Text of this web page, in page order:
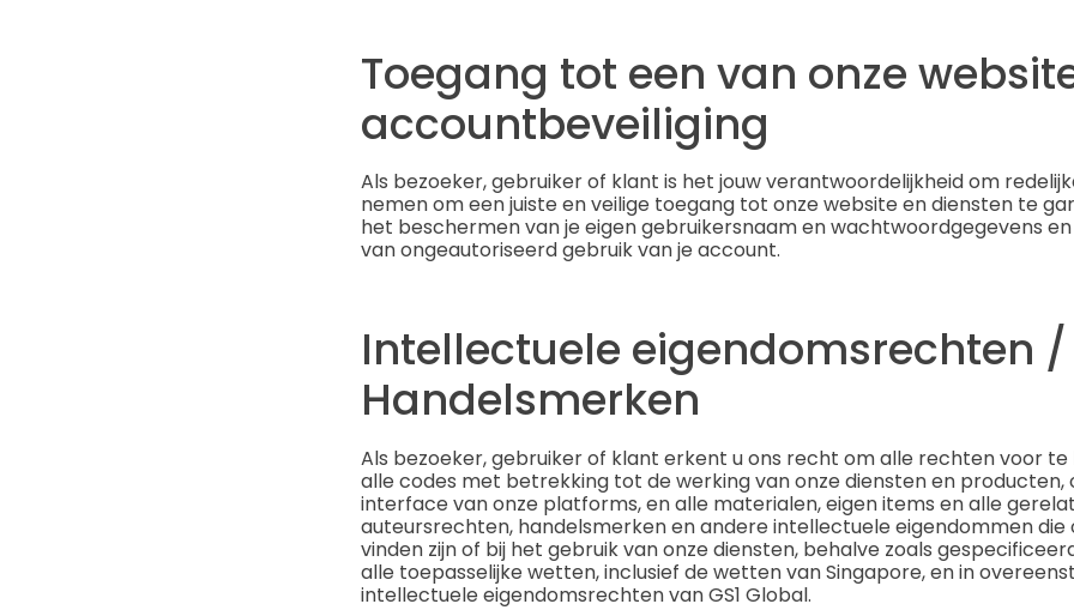
Toegang tot een van onze
accountbeveiliging
Als bezoeker, gebruiker of klant is het jouw verantwoordelijkheid om
nemen om een juiste en veilige toegang tot onze website en diensten te
het beschermen van je eigen gebruikersnaam en wachtwoordgegevens
van ongeautoriseerd gebruik van je account.
Intellectuele eigendomsrechten /
Handelsmerken
Als bezoeker, gebruiker of klant erkent u ons recht om alle rechten voor
alle codes met betrekking tot de werking van onze diensten en producten,
interface van onze platforms, en alle materialen, eigen items en alle
auteursrechten, handelsmerken en andere intellectuele eigendommen die
vinden zijn of bij het gebruik van onze diensten, behalve zoals
alle toepasselijke wetten, inclusief de wetten van Singapore, en in
intellectuele eigendomsrechten van GS1 Global.